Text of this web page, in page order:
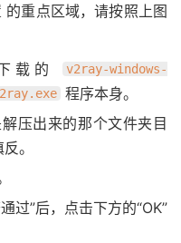
重点区域，请按照上图
载的
v2ray-windows-
程序本身。
压出来的那个文件夹目
。
过”后，点击下方的“OK”